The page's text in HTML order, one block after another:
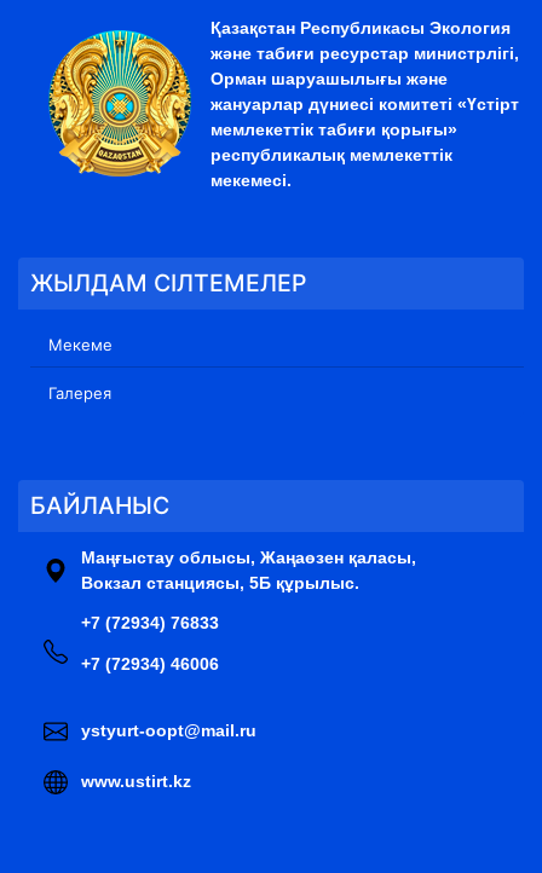
Қазақстан Республикасы Экология
және табиғи ресурстар министрлігі,
Орман шаруашылығы және
жануарлар дүниесі комитеті «Үстірт
мемлекеттік табиғи қорығы»
республикалық мемлекеттік
мекемесі.
ЖЫЛДАМ СІЛТЕМЕЛЕР
Мекеме
Галерея
БАЙЛАНЫС
Маңғыстау облысы, Жаңаөзен қаласы,
Вокзал станциясы, 5Б құрылыс.
+7 (72934) 76833
+7 (72934) 46006
ystyurt-oopt@mail.ru
www.ustirt.kz